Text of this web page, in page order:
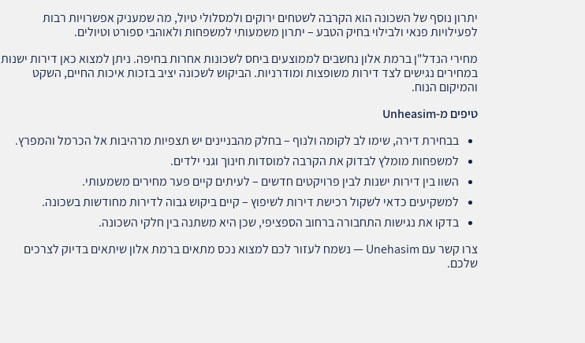
יתרון נוסף של השכונה הוא הקרבה לשטחים ירוקים ולמסלולי טיול, מה שמעניק אפשרויות רבות
לפעילויות פנאי ולבילוי בחיק הטבע – יתרון משמעותי למשפחות ולאוהבי ספורט וטיולים.
מחירי הנדל"ן ברמת אלון נחשבים לממוצעים ביחס לשכונות אחרות בחיפה. ניתן למצוא כאן דירות ישנות
במחירים נגישים לצד דירות משופצות ומודרניות. הביקוש לשכונה יציב בזכות איכות החיים, השקט
והמיקום הנוח.
טיפים מ-Unheasim
בבחירת דירה, שימו לב לקומה ולנוף – בחלק מהבניינים יש תצפיות מרהיבות אל הכרמל והמפרץ.
למשפחות מומלץ לבדוק את הקרבה למוסדות חינוך וגני ילדים.
השוו בין דירות ישנות לבין פרויקטים חדשים – לעיתים קיים פער מחירים משמעותי.
למשקיעים כדאי לשקול רכישת דירות לשיפוץ – קיים ביקוש גבוה לדירות מחודשות בשכונה.
בדקו את נגישות התחבורה ברחוב הספציפי, שכן היא משתנה בין חלקי השכונה.
צרו קשר עם Unehasim — נשמח לעזור לכם למצוא נכס מתאים ברמת אלון שיתאים בדיוק לצרכים
שלכם.